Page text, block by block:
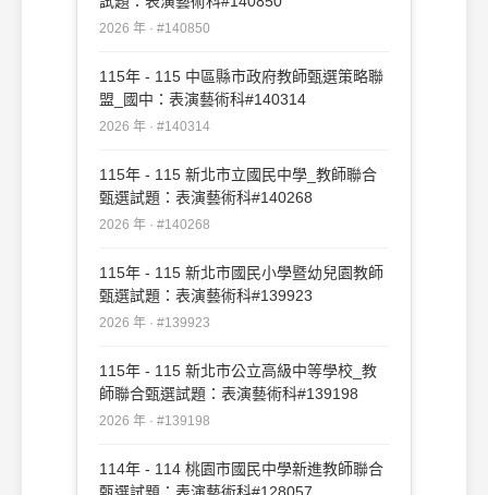
2026 年 · #140850
115年 - 115 中區縣市政府教師甄選策略聯
盟_國中：表演藝術科#140314
2026 年 · #140314
115年 - 115 新北市立國民中學_教師聯合
甄選試題：表演藝術科#140268
2026 年 · #140268
115年 - 115 新北市國民小學暨幼兒園教師
甄選試題：表演藝術科#139923
2026 年 · #139923
115年 - 115 新北市公立高級中等學校_教
師聯合甄選試題：表演藝術科#139198
2026 年 · #139198
114年 - 114 桃園市國民中學新進教師聯合